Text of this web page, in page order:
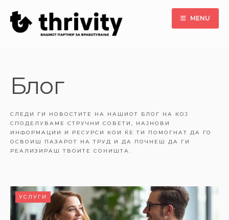
MENU
Блог
СЛЕДИ ГИ НОВОСТИТЕ НА НАШИОТ БЛОГ НА КОЈ
СПОДЕЛУВАМЕ СТРУЧНИ СОВЕТИ, НАЈНОВИ
ИНФОРМАЦИИ И РЕСУРСИ КОИ ЌЕ ТИ ПОМОГНАТ ДА ГО
ОСВОИШ ПАЗАРОТ НА ТРУД И ДА ПОЧНЕШ ДА ГИ
РЕАЛИЗИРАШ ТВОИТЕ СОНИШТА.
УСЛУГИ